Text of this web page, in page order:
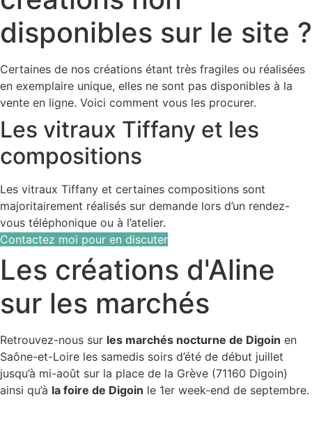
disponibles sur le site ?
Certaines de nos créations étant très fragiles ou réalisées
en exemplaire unique, elles ne sont pas disponibles à la
vente en ligne. Voici comment vous les procurer.
Les vitraux Tiffany et les
compositions
Les vitraux Tiffany et certaines compositions sont
majoritairement réalisés sur demande lors d’un rendez-
vous téléphonique ou à l’atelier.
Contactez moi pour en discuter
Les créations d'Aline
sur les marchés
Retrouvez-nous sur les marchés nocturne de Digoin en
Saône-et-Loire les samedis soirs d’été de début juillet
jusqu’à mi-août sur la place de la Grève (71160 Digoin)
ainsi qu’à la foire de Digoin le 1er week-end de septembre.